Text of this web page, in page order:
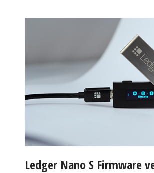
Ledger Nano S Firmware